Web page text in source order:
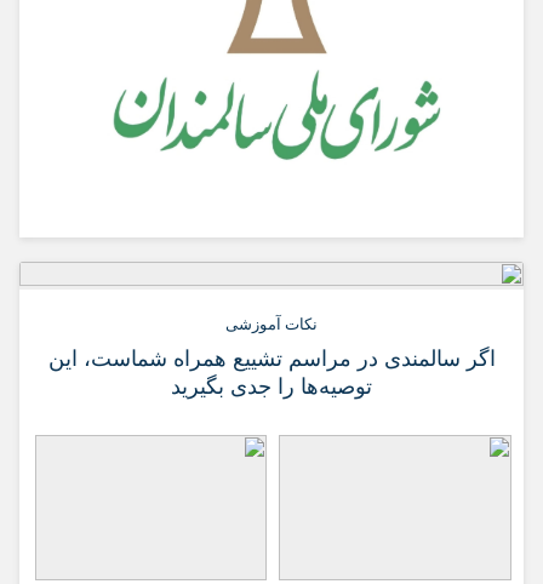
نکات آموزشی
اگر سالمندی در مراسم تشییع همراه شماست، این
توصیه‌ها را جدی بگیرید